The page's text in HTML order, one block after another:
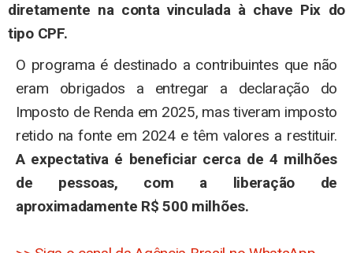
diretamente na conta vinculada à chave Pix do
tipo CPF.
O programa é destinado a contribuintes que não
eram obrigados a entregar a declaração do
Imposto de Renda em 2025, mas tiveram imposto
retido na fonte em 2024 e têm valores a restituir.
A expectativa é beneficiar cerca de 4 milhões
de pessoas, com a liberação de
aproximadamente R$ 500 milhões.